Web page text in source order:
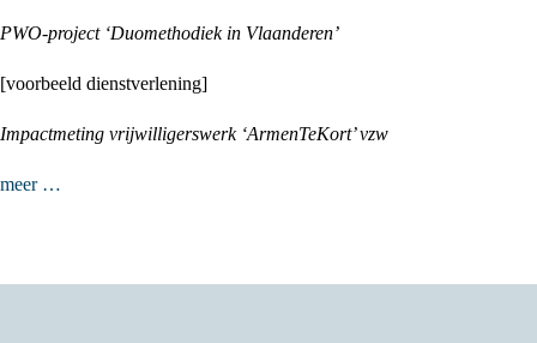
PWO-project ‘Duomethodiek in Vlaanderen’
[voorbeeld dienstverlening]
Impactmeting vrijwilligerswerk ‘ArmenTeKort’ vzw
meer …